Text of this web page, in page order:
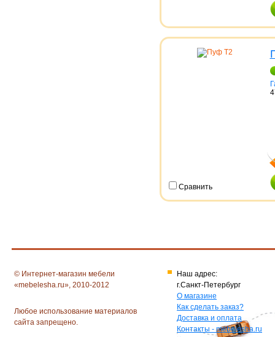
Сравнить
© Интернет-магазин мебели
«mebelesha.ru», 2010-2012
Любое использование материалов
сайта запрещено.
Наш адрес:
г.Санкт-Петербург
О магазине
Как сделать заказ?
Доставка и оплата
Контакты - mebelesha.ru